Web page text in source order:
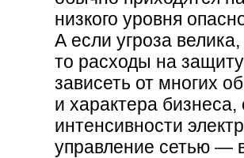
низкого уровня
А если угроза
то расходы на
зависеть от многих
и характера бизнеса,
интенсивности
управление сетью —